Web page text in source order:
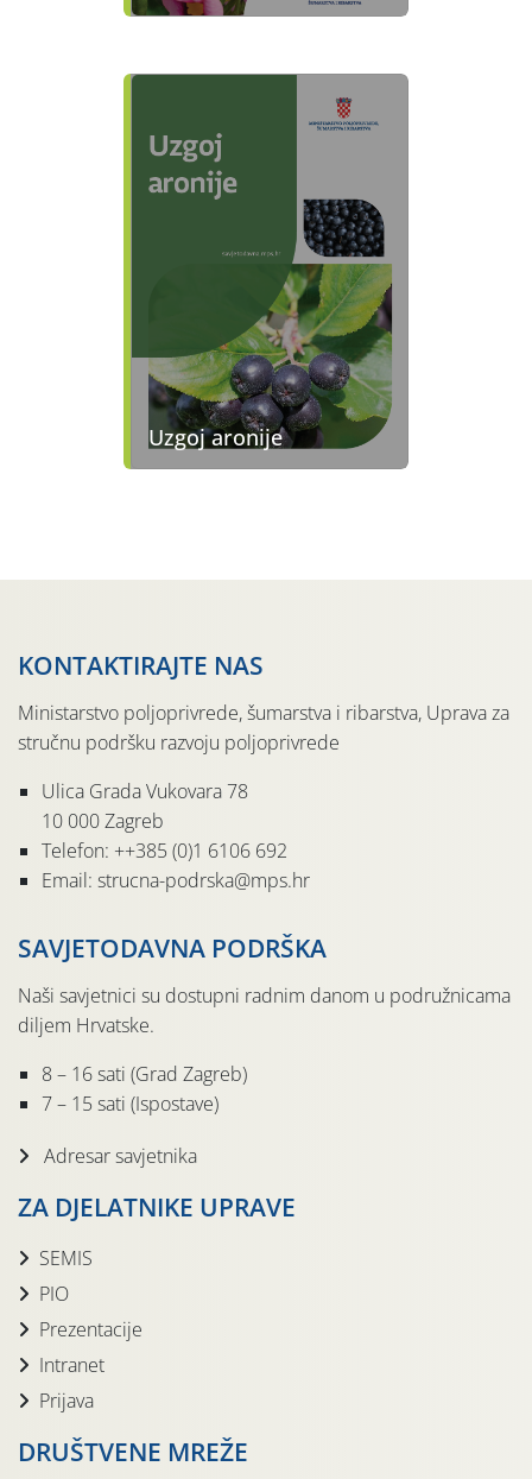
Uzgoj aronije
KONTAKTIRAJTE NAS
Ministarstvo poljoprivrede, šumarstva i ribarstva, Uprava za
stručnu podršku razvoju poljoprivrede
Ulica Grada Vukovara 78
10 000 Zagreb
Telefon: ++385 (0)1 6106 692
Email: strucna-podrska@mps.hr
SAVJETODAVNA PODRŠKA
Naši savjetnici su dostupni radnim danom u podružnicama
diljem Hrvatske.
8 – 16 sati (Grad Zagreb)
7 – 15 sati (Ispostave)
Adresar savjetnika
ZA DJELATNIKE UPRAVE
SEMIS
PIO
Prezentacije
Intranet
Prijava
DRUŠTVENE MREŽE